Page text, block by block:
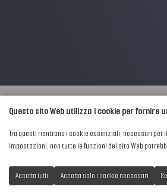
Privacy Policy
Cookies
Questo sito Web utilizza i cookie per fornire
Tra questi rientrano i cookie essenziali, necessari
impostazioni, non tutte le funzioni del sito Web
Accetta tutti Accetta solo i cookie necessari